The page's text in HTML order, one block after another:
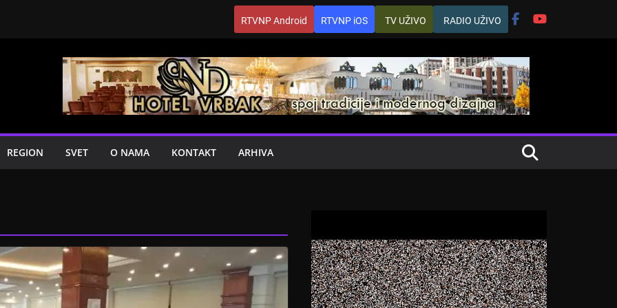
RTVNP Android RTVNP iOS TV UŽIVO RADIO UŽIVO
REGION SVET O NAMA KONTAKT ARHIVA